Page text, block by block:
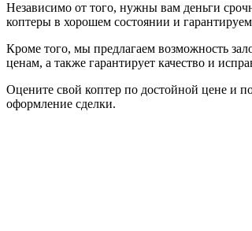
Независимо от того, нужны вам деньги
коптеры в хорошем состоянии и
Кроме того, мы предлагаем возможность
ценам, а также гарантирует качество и
Оцените свой коптер по достойной цене и
оформление сделки.